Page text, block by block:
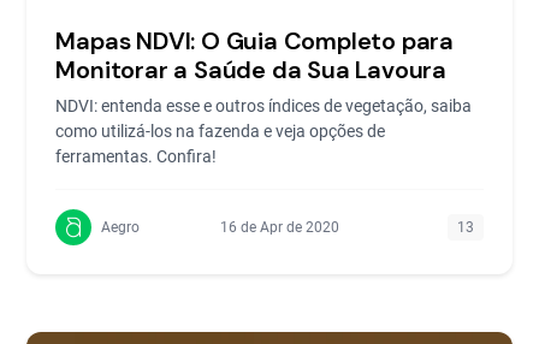
Mapas NDVI: O Guia Completo para
Monitorar a Saúde da Sua Lavoura
NDVI: entenda esse e outros índices de vegetação, saiba
como utilizá-los na fazenda e veja opções de
ferramentas. Confira!
Aegro 16 de Apr de 2020 13